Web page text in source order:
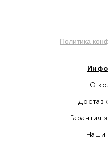
Политика
О
Гарантия
Наши